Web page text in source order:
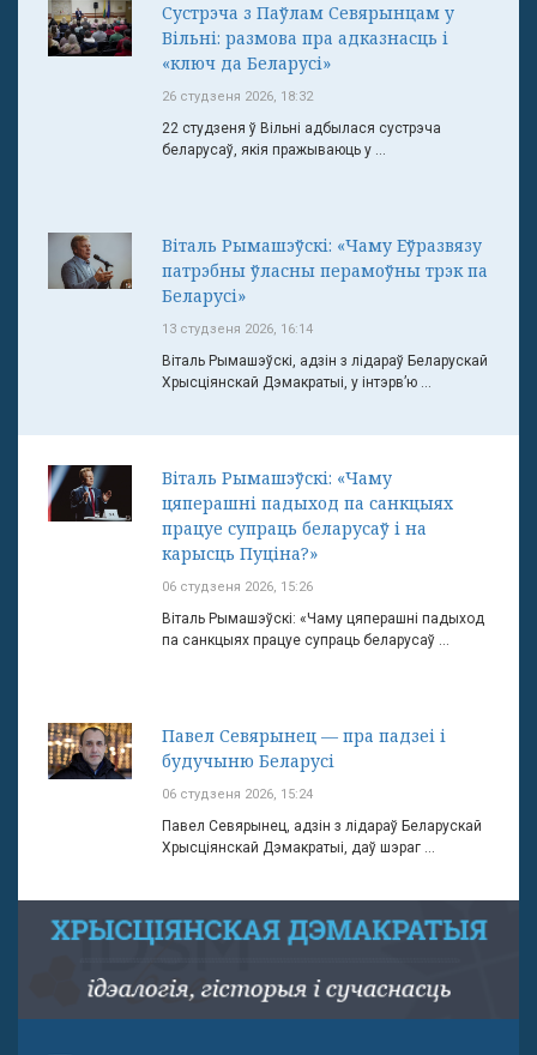
Сустрэча з Паўлам Севярынцам у
Вільні: размова пра адказнасць і
«ключ да Беларусі»
26 студзеня 2026, 18:32
22 студзеня ў Вільні адбылася сустрэча
беларусаў, якія пражываюць у ...
Віталь Рымашэўскі: «Чаму Еўразвязу
патрэбны ўласны перамоўны трэк па
Беларусі»
13 студзеня 2026, 16:14
Віталь Рымашэўскі, адзін з лідараў Беларускай
Хрысціянскай Дэмакратыі, у інтэрв’ю ...
Віталь Рымашэўскі: «Чаму
цяперашні падыход па санкцыях
працуе супраць беларусаў і на
карысць Пуціна?»
06 студзеня 2026, 15:26
Віталь Рымашэўскі: «Чаму цяперашні падыход
па санкцыях працуе супраць беларусаў ...
Павел Севярынец — пра падзеі і
будучыню Беларусі
06 студзеня 2026, 15:24
Павел Севярынец, адзін з лідараў Беларускай
Хрысціянскай Дэмакратыі, даў шэраг ...